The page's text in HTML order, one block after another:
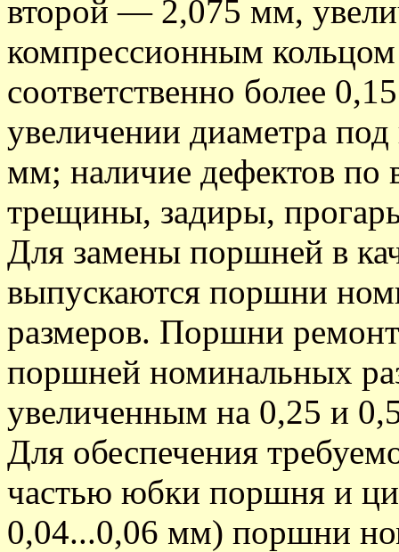
второй — 2,075 мм,
компрессионным
соответственно более
увеличении диаметра
мм; наличие дефектов
трещины, задиры,
Для замены поршней в
выпускаются поршни
размеров. Поршни
поршней номинальных
увеличенным на 0,25 и
Для обеспечения
частью юбки поршня и
0,04...0,06 мм) поршни